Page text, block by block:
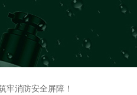
牢消防安全屏障！